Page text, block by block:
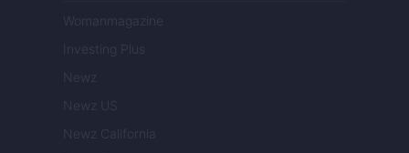
Womanmagazine
Investing Plus
Newz
Newz US
Newz California